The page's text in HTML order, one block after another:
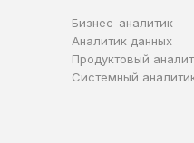
Бизнес-аналитик
Аналитик данных
Продуктовый
Системный